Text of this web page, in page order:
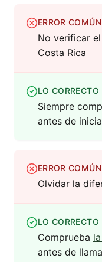
ERROR COMÚN
No verificar
Costa Rica
LO CORRECTO
Siempre
antes de
ERROR COMÚN
Olvidar la
LO CORRECTO
Comprueba
antes de